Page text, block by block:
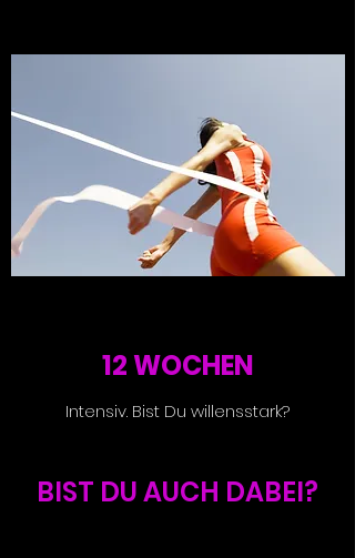
12 WOCHEN
Intensiv. Bist Du willensstark?
BIST DU AUCH DABEI?